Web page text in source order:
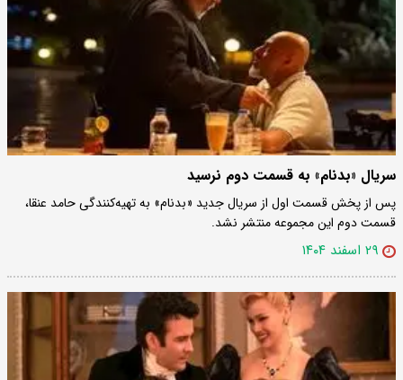
سریال «بدنام» به قسمت دوم نرسید
پس از پخش قسمت اول از سریال جدید «بدنام» به تهیه‌کنندگی حامد عنقا،
قسمت دوم این مجموعه منتشر نشد.
۲۹ اسفند ۱۴۰۴